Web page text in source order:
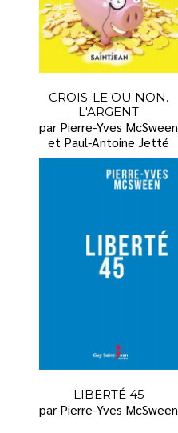
CROIS-LE OU NON.
L'ARGENT
par Pierre-Yves McSween
et Paul-Antoine Jetté
LIBERTÉ 45
par Pierre-Yves McSween